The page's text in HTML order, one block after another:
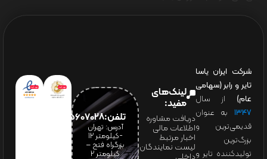
شرکت ایران یاسا
تایر و رابر (سهامی
عام) از سال
۱۳۴۷ به عنوان
قدیمی‌ترین و
بزرگ‌ترین
تولیدکننده تایر و
لینک‌های
مفید:
دریافت مشاوره
اطلاعات مالی
اخبار مرتبط
لیست نمایندگان
تلفن:65607028(021)
آدرس: تهران
-کیلومتر 12
بزرگراه فتح –
کیلومتر ۲